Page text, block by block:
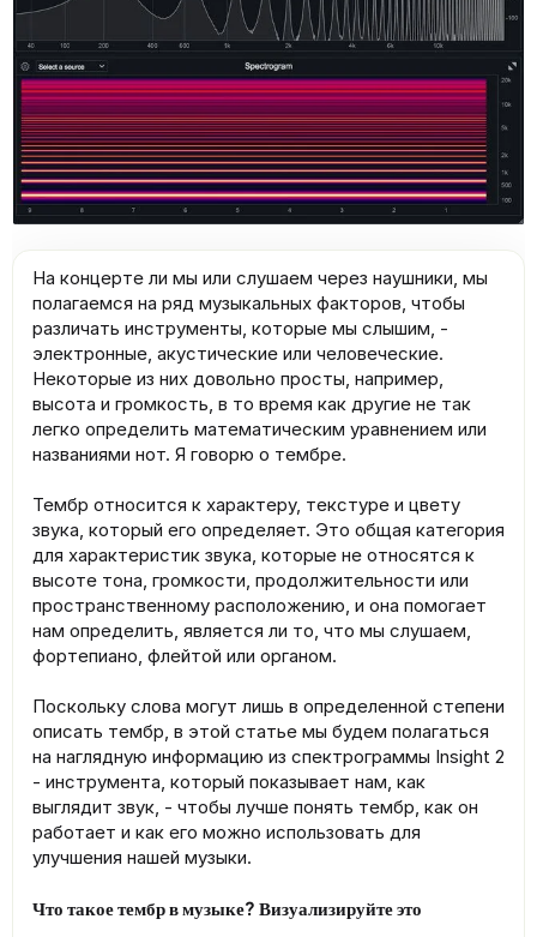
На концерте ли мы или слушаем через наушники, мы
полагаемся на ряд музыкальных факторов, чтобы
различать инструменты, которые мы слышим, -
электронные, акустические или человеческие.
Некоторые из них довольно просты, например,
высота и громкость, в то время как другие не так
легко определить математическим уравнением или
названиями нот. Я говорю о тембре.
Тембр относится к характеру, текстуре и цвету
звука, который его определяет. Это общая категория
для характеристик звука, которые не относятся к
высоте тона, громкости, продолжительности или
пространственному расположению, и она помогает
нам определить, является ли то, что мы слушаем,
фортепиано, флейтой или органом.
Поскольку слова могут лишь в определенной степени
описать тембр, в этой статье мы будем полагаться
на наглядную информацию из спектрограммы Insight 2
- инструмента, который показывает нам, как
выглядит звук, - чтобы лучше понять тембр, как он
работает и как его можно использовать для
улучшения нашей музыки.
Что такое тембр в музыке? Визуализируйте это